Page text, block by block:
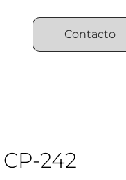
Contacto
242